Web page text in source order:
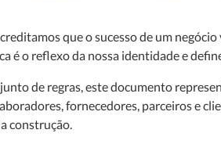
que o sucesso de um
é o reflexo da nossa identidade e
de regras, este documento
fornecedores, parceiros e
construção.